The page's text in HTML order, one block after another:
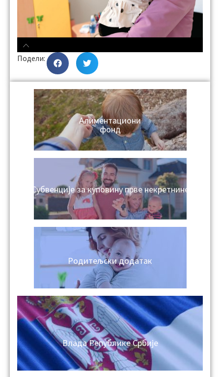
Подели:
Алиментациони
фонд
Субвенције за куповину прве некретнине
Родитељски додатак
Влада Републике Србије